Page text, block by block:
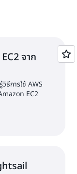
จาก
ธีการใช้ AWS
EC2